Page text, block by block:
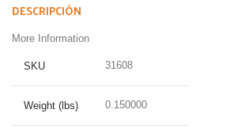
DESCRIPCIÓN
More Information
SKU 31608
Weight (lbs) 0.150000